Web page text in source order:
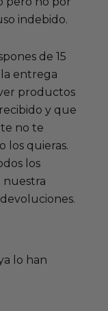
indebido.
de 15
entrega
productos
y que
no te
los quieras.
los
nuestra
lo han